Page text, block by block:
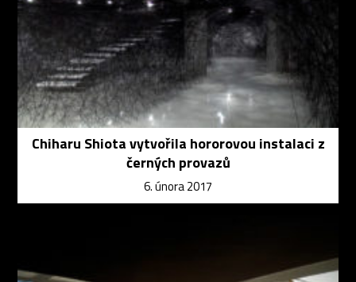
Chiharu Shiota vytvořila hororovou instalaci z
černých provazů
6. února 2017